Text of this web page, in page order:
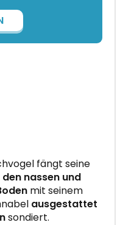
fängt seine
nassen und
mit seinem
ausgestattet
sondiert.